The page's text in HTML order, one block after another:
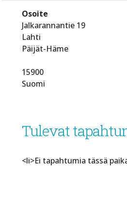
Osoite
Jalkarannantie 19
Lahti
Päijät-Häme
15900
Suomi
Tulevat
<li>Ei tapahtumia tässä